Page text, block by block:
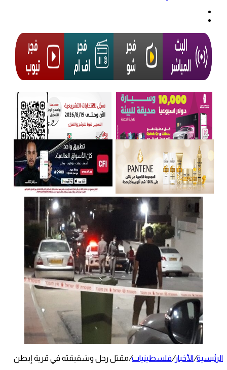
الرئيسية/الأخبار/فلسطينيات/مقتل رجل وشقيقته في قرية إبطن